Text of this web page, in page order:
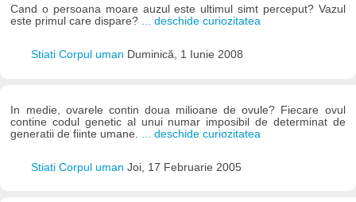
Cand o persoana moare auzul este ultimul simt perceput? Vazul
este primul care dispare?
... deschide curiozitatea
Stiati Corpul uman Duminică, 1 Iunie 2008
In medie, ovarele contin doua milioane de ovule? Fiecare ovul
contine codul genetic al unui numar imposibil de determinat de
generatii de fiinte umane.
... deschide curiozitatea
Stiati Corpul uman Joi, 17 Februarie 2005